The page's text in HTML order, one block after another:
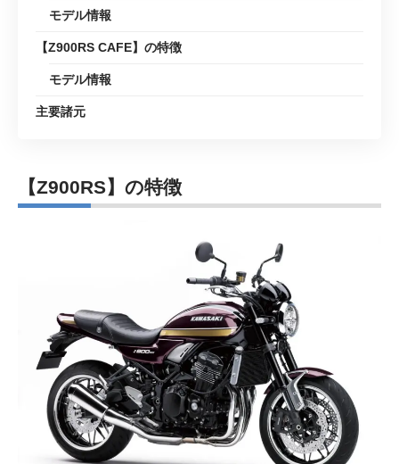
モデル情報
【Z900RS CAFE】の特徴
モデル情報
主要諸元
【Z900RS】の特徴